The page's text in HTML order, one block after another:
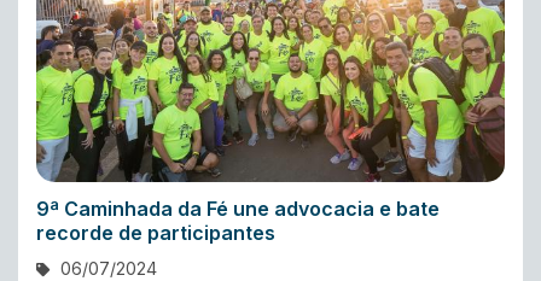
9ª Caminhada da Fé une advocacia e bate
recorde de participantes
06/07/2024